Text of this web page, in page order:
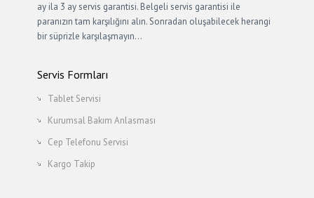
ay ila 3 ay servis garantisi. Belgeli servis garantisi ile
paranızın tam karşılığını alın. Sonradan oluşabilecek herangi
bir süprizle karşılaşmayın…
Servis Formları
Tablet Servisi
Kurumsal Bakım Anlasması
Cep Telefonu Servisi
Kargo Takip